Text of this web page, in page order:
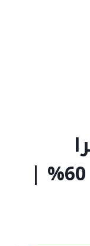
بتخفيضات تصل ل 60% |